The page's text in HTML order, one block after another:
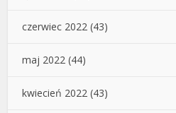
czerwiec 2022 (43)
maj 2022 (44)
kwiecień 2022 (43)